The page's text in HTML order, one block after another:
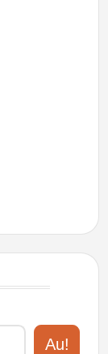
Au!